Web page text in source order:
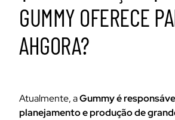
GUMMY OFERECE
AHGORA?
Atualmente, aGummy é
planejamento e produção de